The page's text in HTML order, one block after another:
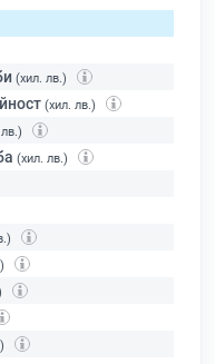
(хил. лв.)
(хил. лв.)
(хил. лв.)